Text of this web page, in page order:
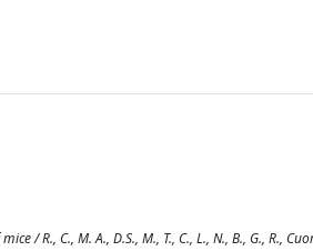
C., M. A., D.S., M., T., C., L., N., B., G., R.,